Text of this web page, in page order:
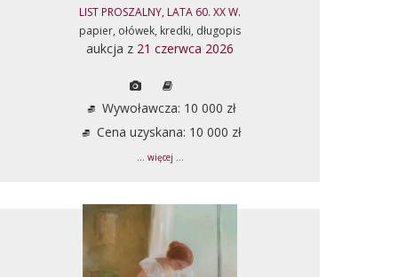
LIST PROSZALNY, LATA 60. XX W.
papier, ołówek, kredki, długopis
aukcja z 21 czerwca 2026
Wywoławcza: 10 000 zł
Cena uzyskana: 10 000 zł
... więcej ...